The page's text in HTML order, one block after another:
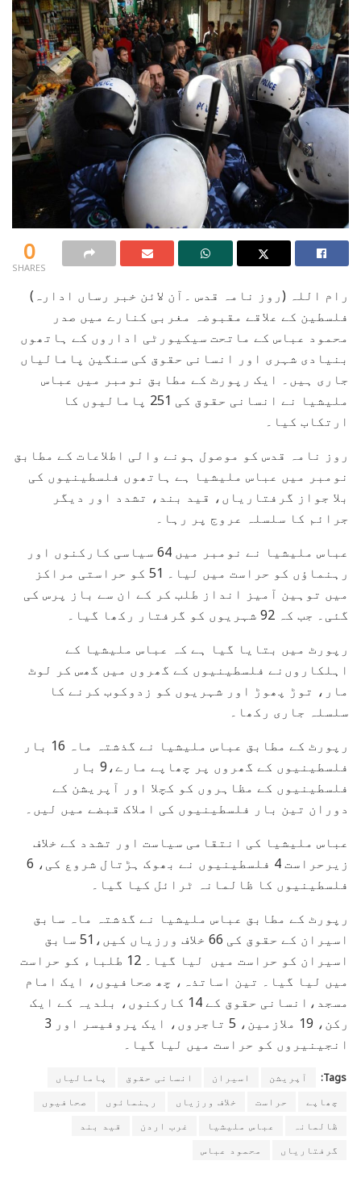
0
SHARES
رام اللہ (روز نامہ قدس ۔آن لائن خبر رساں ادارہ)
فلسطین کے علاقے مقبوضہ مغربی کنارے میں صدر
محمود عباس کے ماتحت سیکیورٹی اداروں کے ہاتھوں
بنیادی شہری اور انسانی حقوق کی سنگین پامالیاں
جاری ہیں۔ ایک رپورٹ کے مطابق نومبر میں عباس
ملیشیا نے انسانی حقوق کی 251 پامالیوں کا
ارتکاب کیا۔
روز نامہ قدس کو موصول ہونے والی اطلاعات کے مطابق
نومبر میں عباس ملیشیا ہے ہاتھوں فلسطینیوں کی
بلا جواز گرفتاریاں، قید بند، تشدد اور دیگر
جرائم کا سلسلہ عروج پر رہا۔
عباس ملیشیا نے نومبر میں 64 سیاسی کارکنوں اور
رہنماؤں کو حراست میں لیا۔ 51 کو حراستی مراکز
میں توہین آمیز انداز طلب کر کے ان سے باز پرس کی
گئی۔ جب کہ 92 شہریوں کو گرفتار رکھا گیا۔
رپورٹ میں بتایا گیا ہے کہ عباس ملیشیا کے
اہلکاروں‌نے فلسطینیوں کے گھروں میں گھس کر لوٹ
مار، توڑ پھوڑ اور شہریوں کو زدوکوب کرنے کا
سلسلہ جاری رکھا۔
رپورٹ کے مطابق عباس ملیشیا نے گذشتہ ماہ 16 بار
فلسطینیوں کے گھروں پر چھاپے مارے،9 بار
فلسطینیوں کے مظاہروں کو کچلا اور آپریشن کے
دوران تین بار فلسطینیوں کی املاک قبضے میں لیں۔
عباس ملیشیا کی انتقامی سیاست اور تشدد کے خلاف
زیرحراست 4 فلسطینیوں نے بھوک ہڑتال شروع کی، 6
فلسطینیوں کا ظالمانہ ٹرائل کیا گیا۔
رپورٹ کے مطابق عباس ملیشیا نے گذشتہ ماہ سابق
اسیران کے حقوق کی 66 خلاف ورزیاں کیں،51 سابق
اسیران کو حراست میں لیا گیا۔ 12 طلباء کو حراست
میں لیا گیا۔ تین اساتذہ، چھ صحافیوں، ایک امام
مسجد،انسانی حقوق کے 14 کارکنوں، بلدیہ کے ایک
رکن، 19 ملازمین، 5 تاجروں، ایک پروفیسر اور 3
انجینیروں کو حراست میں لیا گیا۔
Tags: آپریشن اسیران انسانی حقوق
پامالیاں
چھاپے
حراست خلاف ورزیاں رہنمائوں
صحافیوں
ظالمانہ
عباس ملیشیا غرب اردن
قید بند
گرفتاریاں
محمود عباس